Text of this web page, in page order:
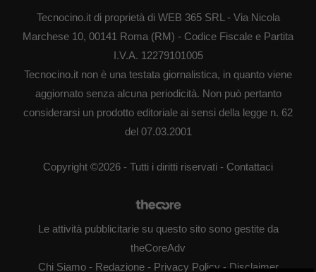
Tecnocino.it di proprietà di WEB 365 SRL - Via Nicola
Marchese 10, 00141 Roma (RM) - Codice Fiscale e Partita
I.V.A. 12279101005
Tecnocino.it non è una testata giornalistica, in quanto viene
aggiornato senza alcuna periodicità. Non può pertanto
considerarsi un prodotto editoriale ai sensi della legge n. 62
del 07.03.2001
Copyright ©2026 - Tutti i diritti riservati - Contattaci
Le attività pubblicitarie su questo sito sono gestite da
theCoreAdv
Chi Siamo- Redazione- Privacy Policy- Disclaimer